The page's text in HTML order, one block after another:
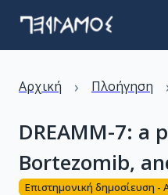
Αρχική › Πλοήγηση
DREAMM-7:
Bortezomib,
Επιστημονική δημοσίευση